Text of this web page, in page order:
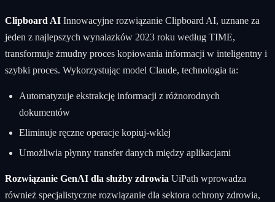
Clipboard AI Innowacyjne rozwiązanie Clipboard AI, uznane za
jeden z najlepszych wynalazków 2023 roku według TIME,
transformuje żmudny proces kopiowania informacji w inteligentny i
szybki proces. Wykorzystując model Claude, technologia ta:
Automatyzuje ekstrakcję informacji z różnorodnych
dokumentów
Eliminuje ręczne operacje kopiuj-wklej
Umożliwia płynny transfer danych między aplikacjami
Rozwiązanie GenAI dla służby zdrowia UiPath wprowadza
również specjalistyczne rozwiązanie dla sektora ochrony zdrowia,